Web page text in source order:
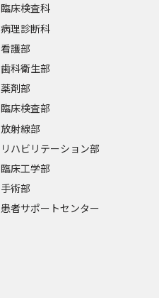
臨床検査科
病理診断科
看護部
歯科衛生部
薬剤部
臨床検査部
放射線部
リハビリテーション部
臨床工学部
手術部
患者サポートセンター